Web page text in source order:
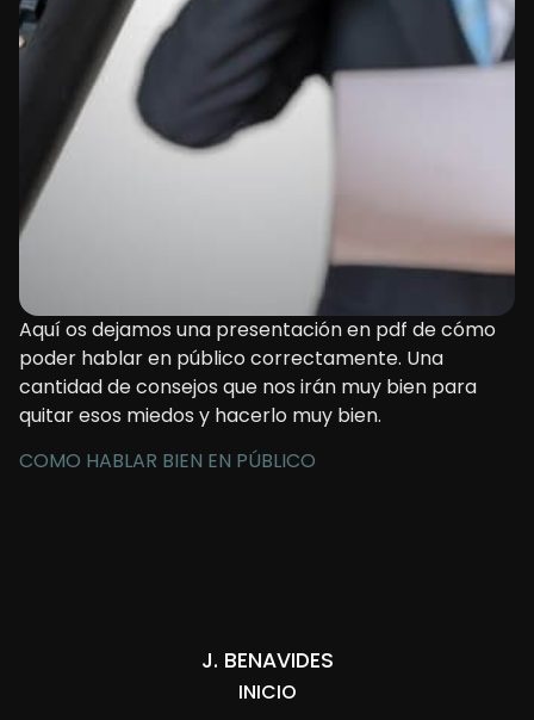
Aquí os dejamos una presentación en pdf de cómo
poder hablar en público correctamente. Una
cantidad de consejos que nos irán muy bien para
quitar esos miedos y hacerlo muy bien.
COMO HABLAR BIEN EN PÚBLICO
J. BENAVIDES
INICIO